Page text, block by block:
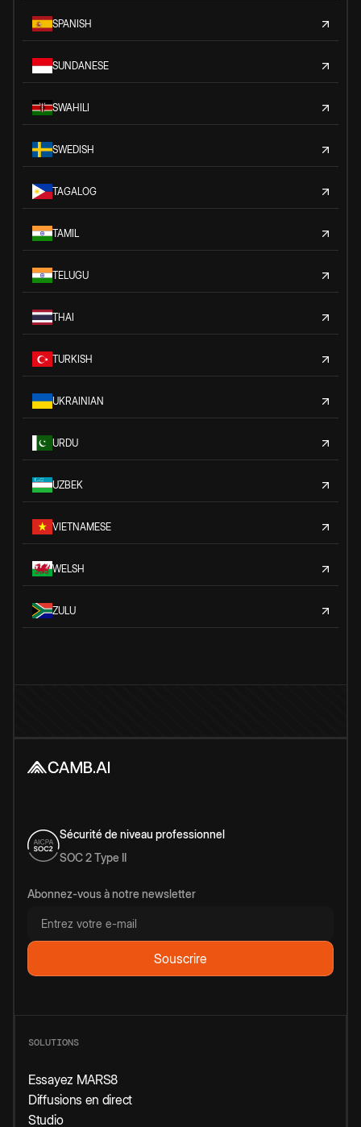
SPANISH
SUNDANESE
SWAHILI
SWEDISH
TAGALOG
TAMIL
TELUGU
THAI
TURKISH
UKRAINIAN
URDU
UZBEK
VIETNAMESE
WELSH
ZULU
Sécurité de niveau professionnel
SOC 2 Type II
Abonnez-vous à notre newsletter
SOLUTIONS
Essayez MARS8
Diffusions en direct
Studio